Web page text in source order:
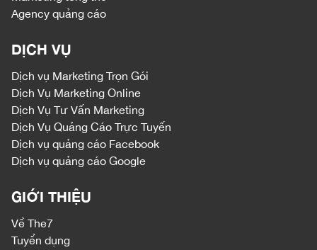
Agency quảng cáo
DỊCH VỤ
Dịch vụ Marketing Trọn Gói
Dịch Vụ Marketing Online
Dịch Vụ Tư Vấn Marketing
Dịch Vụ Quảng Cáo Trực Tuyến
Dịch vụ quảng cáo Facebook
Dịch vụ quảng cáo Google
GIỚI THIỆU
Về The7
Tuyển dụng